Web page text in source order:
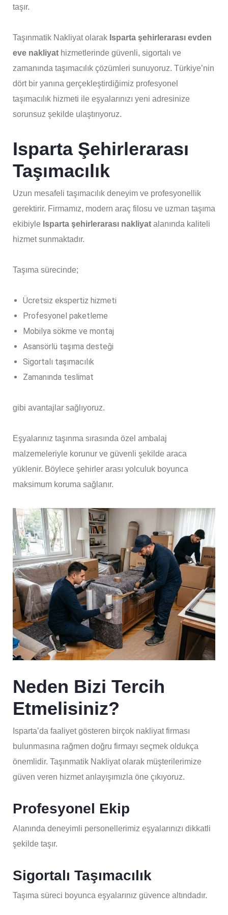
taşır.
Taşınmatik Nakliyat olarak Isparta şehirlerarası evden
eve nakliyat hizmetlerinde güvenli, sigortalı ve
zamanında taşımacılık çözümleri sunuyoruz. Türkiye’nin
dört bir yanına gerçekleştirdiğimiz profesyonel
taşımacılık hizmeti ile eşyalarınızı yeni adresinize
sorunsuz şekilde ulaştırıyoruz.
Isparta Şehirlerarası
Taşımacılık
Uzun mesafeli taşımacılık deneyim ve profesyonellik
gerektirir. Firmamız, modern araç filosu ve uzman taşıma
ekibiyle Isparta şehirlerarası nakliyat alanında kaliteli
hizmet sunmaktadır.
Taşıma sürecinde;
Ücretsiz ekspertiz hizmeti
Profesyonel paketleme
Mobilya sökme ve montaj
Asansörlü taşıma desteği
Sigortalı taşımacılık
Zamanında teslimat
gibi avantajlar sağlıyoruz.
Eşyalarınız taşınma sırasında özel ambalaj
malzemeleriyle korunur ve güvenli şekilde araca
yüklenir. Böylece şehirler arası yolculuk boyunca
maksimum koruma sağlanır.
Neden Bizi Tercih
Etmelisiniz?
Isparta’da faaliyet gösteren birçok nakliyat firması
bulunmasına rağmen doğru firmayı seçmek oldukça
önemlidir. Taşınmatik Nakliyat olarak müşterilerimize
güven veren hizmet anlayışımızla öne çıkıyoruz.
Profesyonel Ekip
Alanında deneyimli personellerimiz eşyalarınızı dikkatli
şekilde taşır.
Sigortalı Taşımacılık
Taşıma süreci boyunca eşyalarınız güvence altındadır.